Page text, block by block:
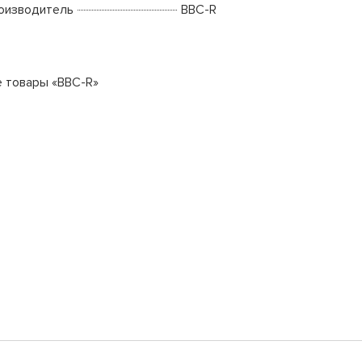
BBC-R
товары «BBC-R»